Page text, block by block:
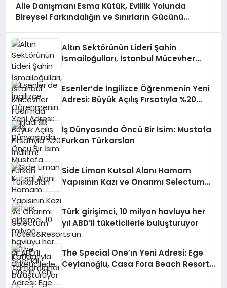
Aile Danışmanı Esma Kütük, Evlilik Yolunda
Bireysel Farkındalığın ve Sınırların Gücünü
Altın Sektörünün Lideri Şahin
İsmailoğulları, İstanbul Mücevher
Esenler’de İngilizce Öğrenmenin Yeni
Adresi: Büyük Açılış Fırsatıyla %20
İş Dünyasında Öncü Bir İsim: Mustafa
Furkan Türkarslan
Side Liman Kutsal Alanı Hamam
Yapısının Kazı ve Onarımı Selectum
Türk girişimci, 10 milyon havluyu her
yıl ABD’li tüketicilerle buluşturuyor
The Special One’ın Yeni Adresi: Ege
Ceylanoğlu, Casa Fora Beach Resort